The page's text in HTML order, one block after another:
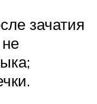
зачатия